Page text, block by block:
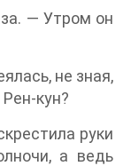
— Утром он
не зная,
кун?
руки
а ведь